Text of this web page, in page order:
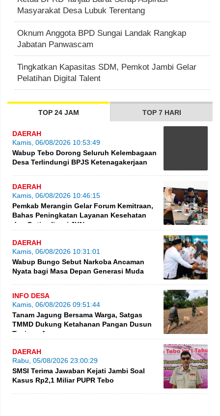
Masyarakat Desa Lubuk Terentang
Oknum Anggota BPD Sungai Landak Rangkap
Jabatan Panwascam
Tingkatkan Kapasitas SDM, Pemkot Jambi Gelar
Pelatihan Digital Talent
TOP 24 JAM TOP 7 HARI
DAERAH
Kamis, 06/08/2026 10:53:49
Wabup Tebo Dorong Seluruh Kelembagaan
Desa Terlindungi BPJS Ketenagakerjaan
DAERAH
Kamis, 06/08/2026 10:46:15
Pemkab Merangin Gelar Forum Kemitraan,
Bahas Peningkatan Layanan Kesehatan
dan Optimalisasi JKN
DAERAH
Kamis, 06/08/2026 10:31:01
Wabup Bungo Sebut Narkoba Ancaman
Nyata bagi Masa Depan Generasi Muda
INFO DESA
Kamis, 06/08/2026 09:51:44
Tanam Jagung Bersama Warga, Satgas
TMMD Dukung Ketahanan Pangan Dusun
Tanjung Agung
DAERAH
Rabu, 05/08/2026 23:00:29
SMSI Terima Jawaban Kejati Jambi Soal
Kasus Rp2,1 Miliar PUPR Tebo